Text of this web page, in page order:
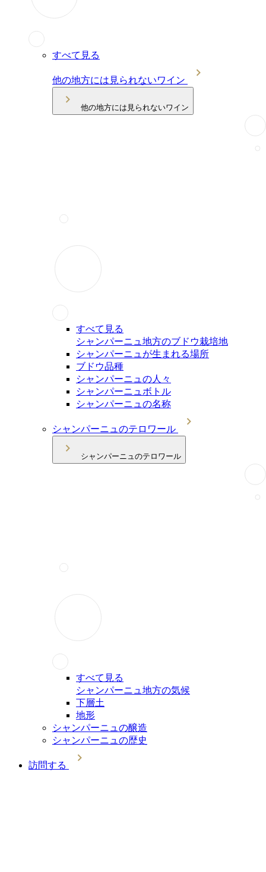
すべて見る
他の地方には見られないワイン
他の地方には見られないワイン
すべて見る
シャンパーニュ地方のブドウ栽培地
シャンパーニュが生まれる場所
ブドウ品種
シャンパーニュの人々
シャンパーニュボトル
シャンパーニュの名称
シャンパーニュのテロワール
シャンパーニュのテロワール
すべて見る
シャンパーニュ地方の気候
下層土
地形
シャンパーニュの醸造
シャンパーニュの歴史
訪問する